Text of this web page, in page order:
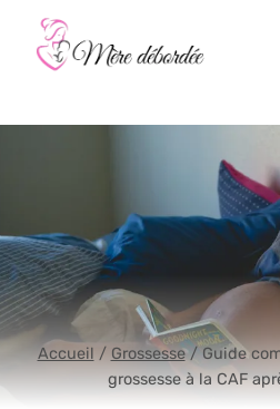
contenu
Accueil / Grossesse / Guide
grossesse à la CAF